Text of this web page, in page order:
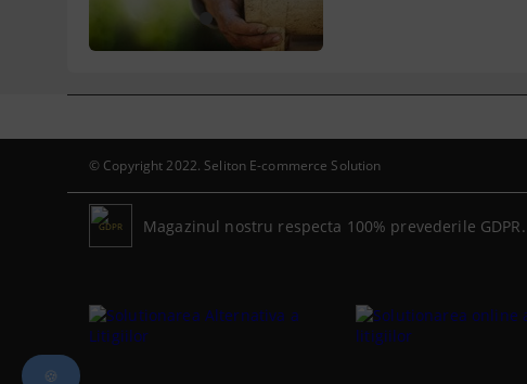
© Copyright 2022. Seliton E-commerce Solution
GDPR Magazinul nostru respecta 100% prevederile GDPR.
🍪